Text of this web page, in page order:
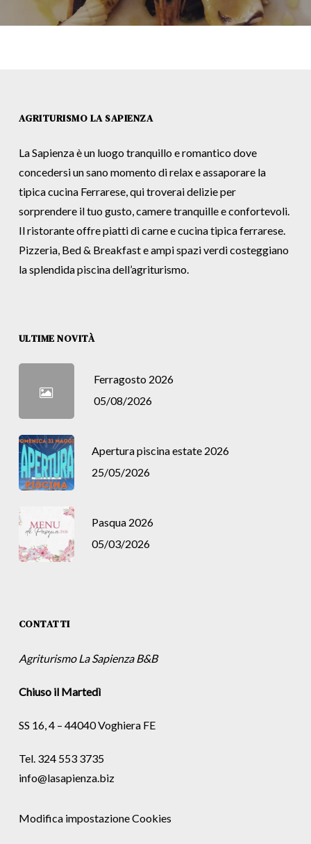
AGRITURISMO LA SAPIENZA
La Sapienza è un luogo tranquillo e romantico dove
concedersi un sano momento di relax e assaporare la
tipica cucina Ferrarese, qui troverai delizie per
sorprendere il tuo gusto, camere tranquille e confortevoli.
Il ristorante offre piatti di carne e cucina tipica ferrarese.
Pizzeria, Bed & Breakfast e ampi spazi verdi costeggiano
la splendida piscina dell’agriturismo.
ULTIME NOVITÀ
Ferragosto 2026
05/08/2026
Apertura piscina estate 2026
25/05/2026
Pasqua 2026
05/03/2026
CONTATTI
Agriturismo La Sapienza B&B
Chiuso il Martedì
SS 16, 4 – 44040 Voghiera FE
Tel. 324 553 3735
info@lasapienza.biz
Modifica impostazione Cookies